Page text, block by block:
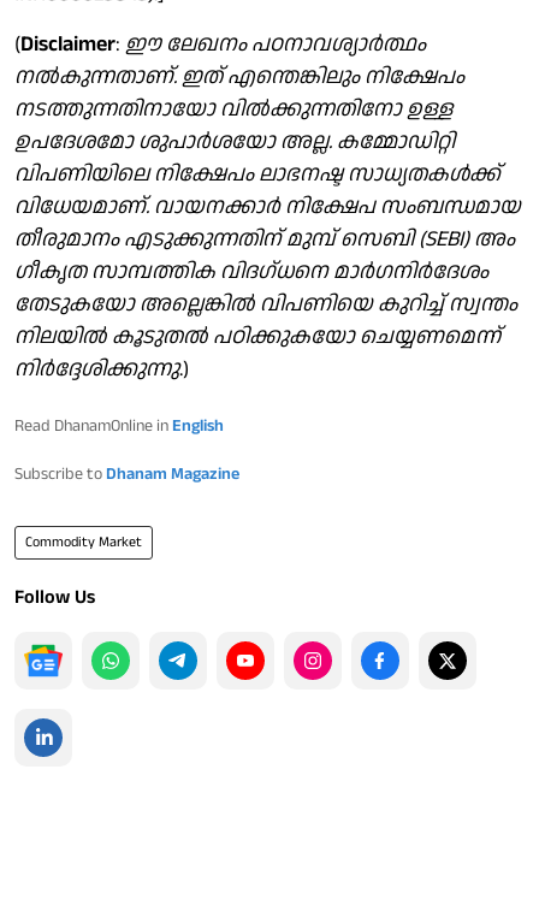
(Disclaimer: ഈ ലേഖനം പഠനാവശ്യാർത്ഥം
നൽകുന്നതാണ്. ഇത് എന്തെങ്കിലും നിക്ഷേപം
നടത്തുന്നതിനായോ വിൽക്കുന്നതിനോ ഉള്ള
ഉപദേശമോ ശുപാർശയോ അല്ല. കമ്മോഡിറ്റി
വിപണിയിലെ നിക്ഷേപം ലാഭനഷ്ട സാധ്യതകൾക്ക്
വിധേയമാണ്. വായനക്കാർ നിക്ഷേപ സംബന്ധമായ
തീരുമാനം എടുക്കുന്നതിന് മുമ്പ് സെബി (SEBI) അം​
ഗീകൃത സാമ്പത്തിക വിദ​ഗ്ധനെ മാർ​ഗനിർദേശം
തേടുകയോ അല്ലെങ്കിൽ വിപണിയെ കുറിച്ച് സ്വന്തം
നിലയിൽ കൂടുതൽ പഠിക്കുകയോ ചെയ്യണമെന്ന്
നിർദ്ദേശിക്കുന്നു.)
Read DhanamOnline in English
Subscribe to Dhanam Magazine
Commodity Market
Follow Us